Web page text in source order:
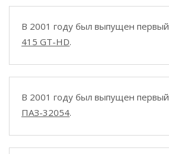
В 2001 году был выпущен первый
415 GT-HD.
В 2001 году был выпущен первый
ПАЗ-32054.